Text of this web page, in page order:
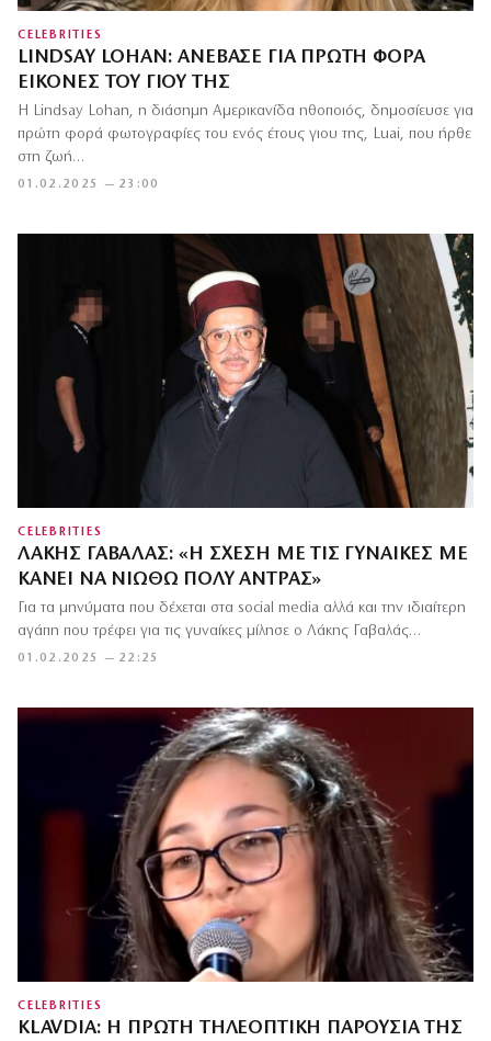
CELEBRITIES
LINDSAY LOHAN: ΑΝΈΒΑΣΕ ΓΙΑ ΠΡΏΤΗ ΦΟΡΆ
ΕΙΚΌΝΕΣ ΤΟΥ ΓΙΟΥ ΤΗΣ
01.02.2025 — 23:00
Η Lindsay Lohan, η διάσημη Αμερικανίδα ηθοποιός, δημοσίευσε για
πρώτη φορά φωτογραφίες του ενός έτους γιου της, Luai, που ήρθε
στη ζωή…
CELEBRITIES
ΛΆΚΗΣ ΓΑΒΑΛΆΣ: «Η ΣΧΈΣΗ ΜΕ ΤΙΣ ΓΥΝΑΊΚΕΣ ΜΕ
ΚΆΝΕΙ ΝΑ ΝΙΏΘΩ ΠΟΛΎ ΆΝΤΡΑΣ»
01.02.2025 — 22:25
Για τα μηνύματα που δέχεται στα social media αλλά και την ιδιαίτερη
αγάπη που τρέφει για τις γυναίκες μίλησε ο Λάκης Γαβαλάς…
CELEBRITIES
KLAVDIA: Η ΠΡΏΤΗ ΤΗΛΕΟΠΤΙΚΉ ΠΑΡΟΥΣΊΑ ΤΗΣ